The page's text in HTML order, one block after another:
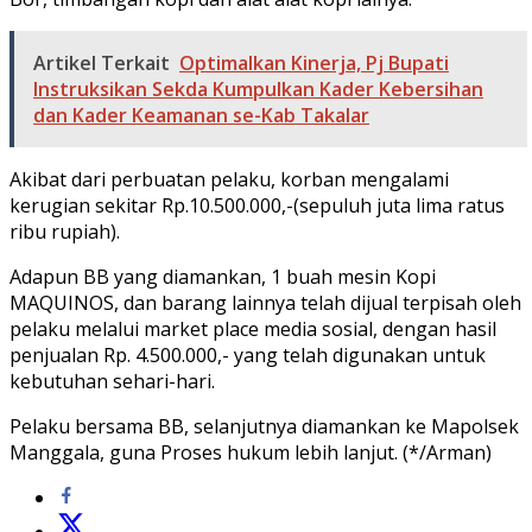
Artikel Terkait Optimalkan Kinerja, Pj Bupati
Instruksikan Sekda Kumpulkan Kader Kebersihan
dan Kader Keamanan se-Kab Takalar
Akibat dari perbuatan pelaku, korban mengalami
kerugian sekitar Rp.10.500.000,-(sepuluh juta lima ratus
ribu rupiah).
Adapun BB yang diamankan, 1 buah mesin Kopi
MAQUINOS, dan barang lainnya telah dijual terpisah oleh
pelaku melalui market place media sosial, dengan hasil
penjualan Rp. 4.500.000,- yang telah digunakan untuk
kebutuhan sehari-hari.
Pelaku bersama BB, selanjutnya diamankan ke Mapolsek
Manggala, guna Proses hukum lebih lanjut. (*/Arman)